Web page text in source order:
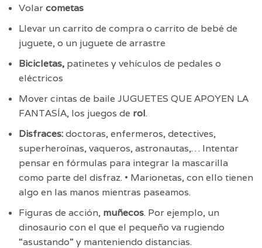
Volarcometas
Llevar un carrito de compra o carrito de bebé de
juguete, o un juguete de arrastre
Bicicletas, patinetes y vehículos de pedales o
eléctricos
Mover cintas de baile JUGUETES QUE APOYEN LA
FANTASÍA, los juegos de rol.
Disfraces:doctoras, enfermeros, detectives,
superheroínas, vaqueros, astronautas,… Intentar
pensar en fórmulas para integrar la mascarilla
como parte del disfraz. • Marionetas, con ello tienen
algo en las manos mientras paseamos.
Figuras de acción, muñecos. Por ejemplo, un
dinosaurio con el que el pequeño va rugiendo
“asustando” y manteniendo distancias.